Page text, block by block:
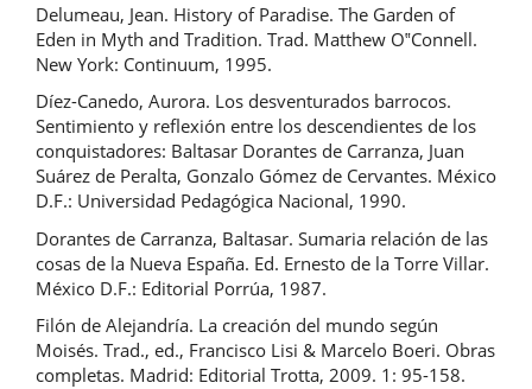
Delumeau, Jean. History of Paradise. The Garden of
Eden in Myth and Tradition. Trad. Matthew O‟Connell.
New York: Continuum, 1995.
Díez-Canedo, Aurora. Los desventurados barrocos.
Sentimiento y reflexión entre los descendientes de los
conquistadores: Baltasar Dorantes de Carranza, Juan
Suárez de Peralta, Gonzalo Gómez de Cervantes. México
D.F.: Universidad Pedagógica Nacional, 1990.
Dorantes de Carranza, Baltasar. Sumaria relación de las
cosas de la Nueva España. Ed. Ernesto de la Torre Villar.
México D.F.: Editorial Porrúa, 1987.
Filón de Alejandría. La creación del mundo según
Moisés. Trad., ed., Francisco Lisi & Marcelo Boeri. Obras
completas. Madrid: Editorial Trotta, 2009. 1: 95-158.